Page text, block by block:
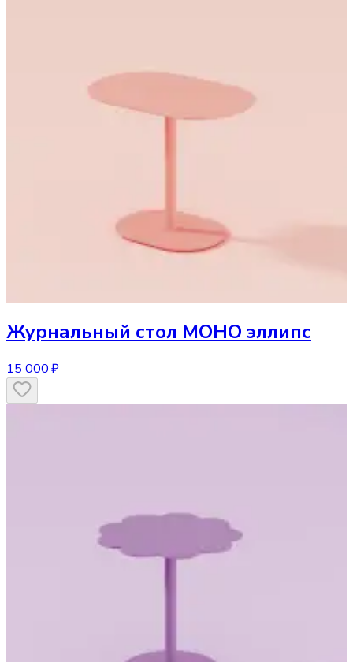
Журнальный стол МОНО эллипс
15 000 ₽